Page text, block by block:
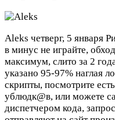
Aleks четверг, 5 января
в минус не играйте,
максимум, слито за 2
указано 95-97% наглая
скрипты, посмотрите
ублюдк@в, или можете
диспетчером кода,